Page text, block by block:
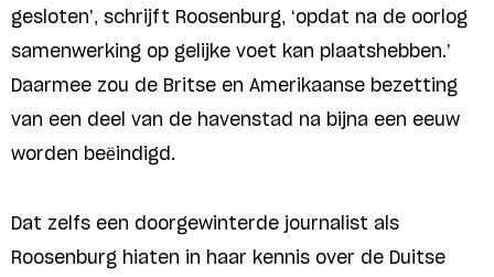
gesloten’, schrijft Roosenburg, ‘opdat na de oorlog
samenwerking op gelijke voet kan plaatshebben.’
Daarmee zou de Britse en Amerikaanse bezetting
van een deel van de havenstad na bijna een eeuw
worden beëindigd.
Dat zelfs een doorgewinterde journalist als
Roosenburg hiaten in haar kennis over de Duitse